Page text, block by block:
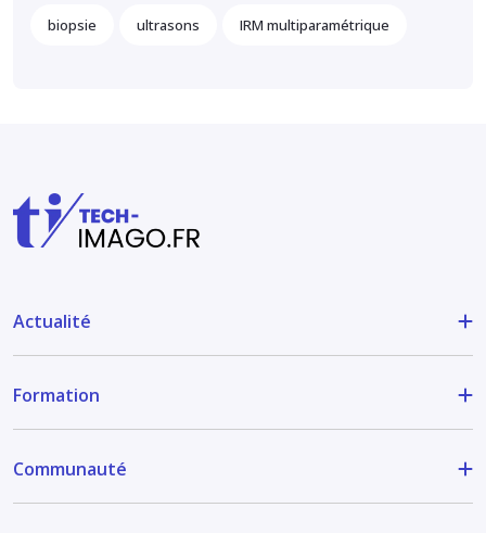
biopsie ultrasons IRM multiparamétrique
Actualité
Formation
Communauté